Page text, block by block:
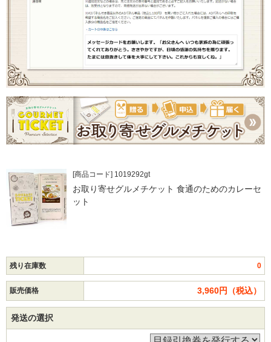
[商品コード] 1019292gt
お取り寄せグルメチケット 食通のためのカレーセ
ット
残り在庫数 0
販売価格 3,960円（税込）
発送の選択